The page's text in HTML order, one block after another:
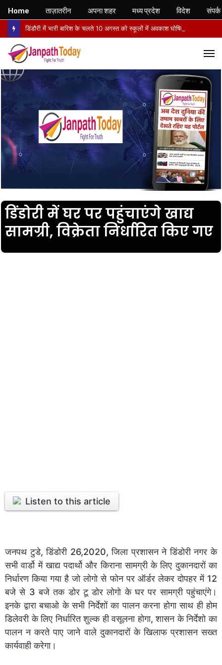
डिंडौरी में भारी बारिश के चलते 10 अगस्त को स्कूलों में अवकाश घोषित
डिंडोरी में घर पर पहुंचाएंगे खाद्य
सामग्री, विक्रेता निर्धारित किए गए
Listen to this article
जनपथ टुडे, डिंडोरी 26,2020, जिला प्रशासन ने डिंडोरी नगर के
सभी वार्डो में खाद्य पदार्थो और किराना सामग्री के लिए दुकानदारों का
निर्धारण किया गया है जो लोगो से फोन पर ऑर्डर लेकर दोपहर में 12
बजे से 3 बजे तक डोर टू डोर लोगो के घर पर सामग्री पहुंचाएंगे।
इनके द्वारा बचाओ के सभी निर्देशों का पालन करना होगा साथ ही होम
डिलेवरी के लिए निर्धारित शुल्क ही वसूलना होगा, शासन के निर्देशो का
पालन न करते पाए जाने वाले दुकानदारों के खिलाफ प्रशासन सख्त
कार्यवाही करेगा।
Home ताज़ातरीन अपना शहर मध्य प्रदेश विदेश संपर्क